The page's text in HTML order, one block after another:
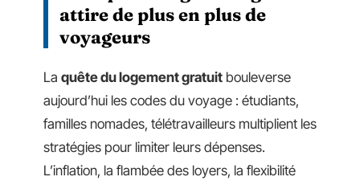
attire de plus en plus de
voyageurs
La quête du logement gratuit bouleverse
aujourd’hui les codes du voyage : étudiants,
familles nomades, télétravailleurs multiplient les
stratégies pour limiter leurs dépenses.
L’inflation, la flambée des loyers, la flexibilité